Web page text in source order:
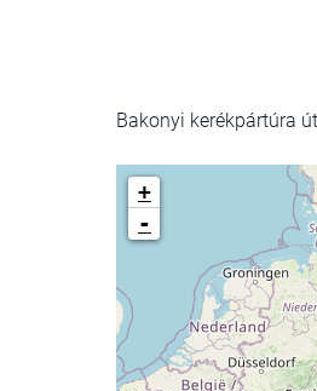
Bakonyi kerékpártúra
+
-